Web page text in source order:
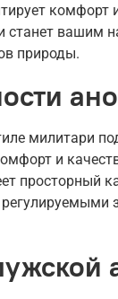
станет вашим
природы.
милитари
и
просторный